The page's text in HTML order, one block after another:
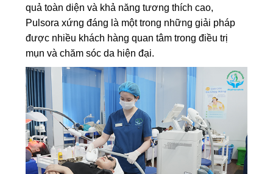
quả toàn diện và khả năng tương thích cao,
Pulsora xứng đáng là một trong những giải pháp
được nhiều khách hàng quan tâm trong điều trị
mụn và chăm sóc da hiện đại.